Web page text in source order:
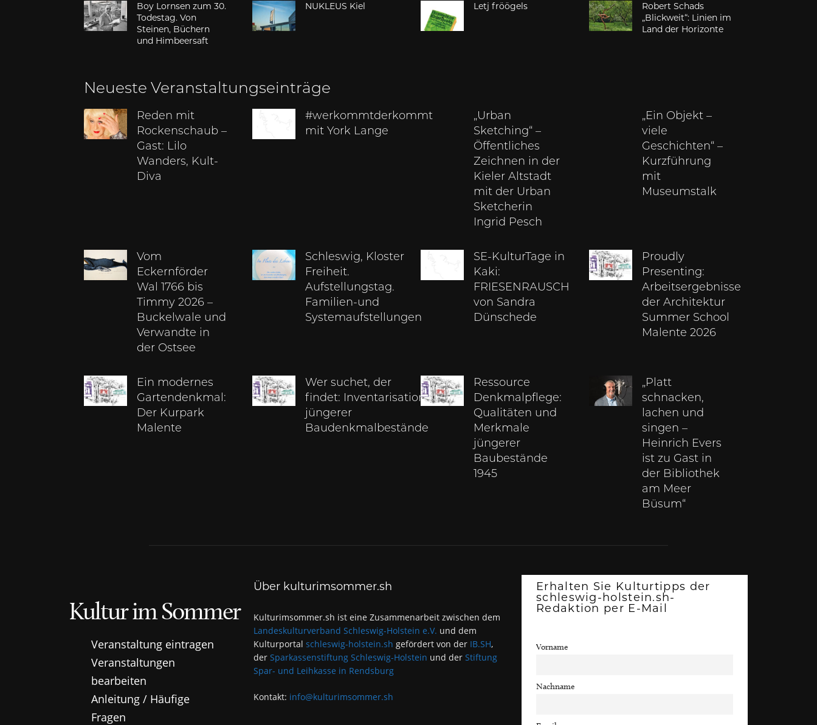
Boy Lornsen zum 30.
Todestag. Von
Steinen, Büchern
und Himbeersaft
NUKLEUS Kiel Letj fröögels
Robert Schads
„Blickweit“: Linien im
Land der Horizonte
Neueste Veranstaltungseinträge
Reden mit
Rockenschaub –
Gast: Lilo
Wanders, Kult-
Diva
#werkommtderkommt
mit York Lange
„Urban
Sketching“ –
Öffentliches
Zeichnen in der
Kieler Altstadt
mit der Urban
Sketcherin
Ingrid Pesch
„Ein Objekt –
viele
Geschichten“ –
Kurzführung
mit
Museumstalk
Vom
Eckernförder
Wal 1766 bis
Timmy 2026 –
Buckelwale und
Verwandte in
der Ostsee
Schleswig, Kloster
Freiheit.
Aufstellungstag.
Familien-und
Systemaufstellungen
SE-KulturTage in
Kaki:
FRIESENRAUSCH
von Sandra
Dünschede
Proudly
Presenting:
Arbeitsergebnisse
der Architektur
Summer School
Malente 2026
Ein modernes
Gartendenkmal:
Der Kurpark
Malente
Wer suchet, der
findet: Inventarisation
jüngerer
Baudenkmalbestände
Ressource
Denkmalpflege:
Qualitäten und
Merkmale
jüngerer
Baubestände
1945
„Platt
schnacken,
lachen und
singen –
Heinrich Evers
ist zu Gast in
der Bibliothek
am Meer
Büsum“
Kultur im Sommer
Veranstaltung eintragen
Veranstaltungen
bearbeiten
Anleitung / Häufige
Fragen
Über kulturimsommer.sh
Kulturimsommer.sh ist eine Zusammenarbeit zwischen dem
Landeskulturverband Schleswig-Holstein e.V. und dem
Kulturportal schleswig-holstein.sh gefördert von der IB.SH,
der Sparkassenstiftung Schleswig-Holstein und der Stiftung
Spar- und Leihkasse in Rendsburg
Kontakt: info@kulturimsommer.sh
Erhalten Sie Kulturtipps der
schleswig-holstein.sh-
Redaktion per E-Mail
Vorname
Nachname